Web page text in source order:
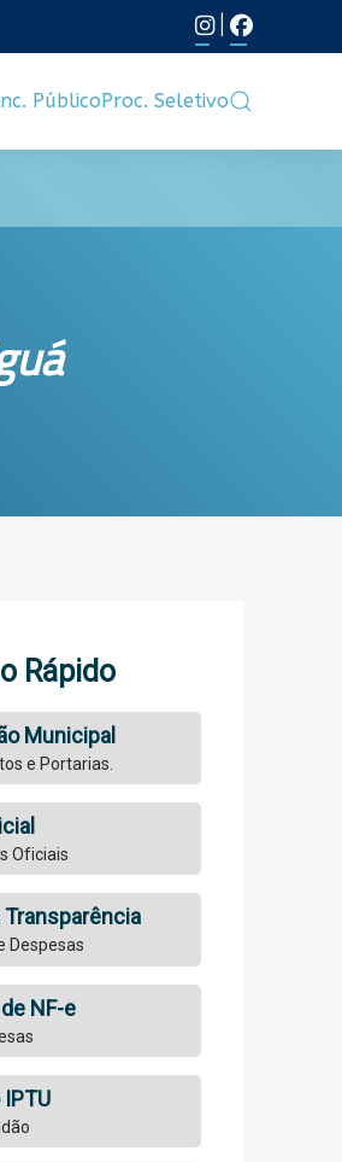
|
PúblicoProc. Seletivo
Rápido
Municipal
e Portarias.
Oficiais
Transparência
Despesas
NF-e